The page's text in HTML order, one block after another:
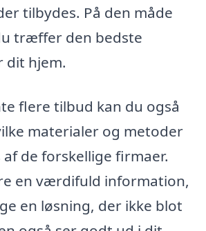
tilbydes. På den måde
træffer den bedste
dit hjem.
flere tilbud kan du også
materialer og metoder
de forskellige firmaer.
en værdifuld information,
en løsning, der ikke blot